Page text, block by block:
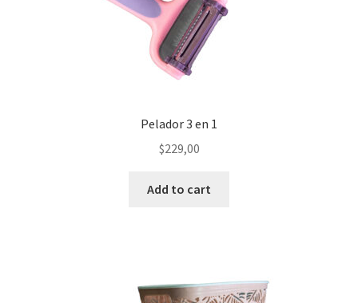
Pelador 3 en 1
$229,00
Add to cart